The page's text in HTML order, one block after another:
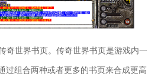
奇世界书页。传奇世界书页是游戏内一
过组合两种或者更多的书页来合成更高